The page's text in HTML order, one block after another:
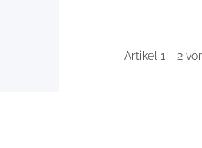
Artikel 1 - 2